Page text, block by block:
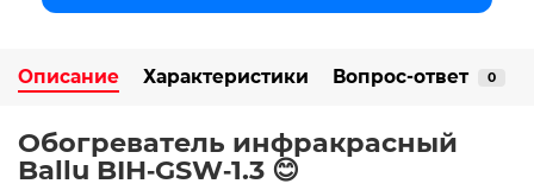
Описание Характеристики Вопрос-ответ 0
Обогреватель инфракрасный
Ballu BIH‑GSW‑1.3 😊